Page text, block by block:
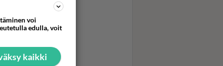
voi
edulla, voit
kaikki